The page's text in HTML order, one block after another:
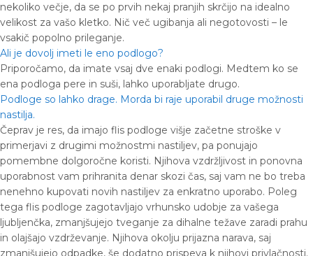
nekoliko večje, da se po prvih nekaj pranjih skrčijo na idealno
velikost za vašo kletko. Nič več ugibanja ali negotovosti – le
vsakič popolno prileganje.
Ali je dovolj imeti le eno podlogo?
Priporočamo, da imate vsaj dve enaki podlogi. Medtem ko se
ena podloga pere in suši, lahko uporabljate drugo.
Podloge so lahko drage. Morda bi raje uporabil druge možnosti
nastilja.
Čeprav je res, da imajo flis podloge višje začetne stroške v
primerjavi z drugimi možnostmi nastiljev, pa ponujajo
pomembne dolgoročne koristi. Njihova vzdržljivost in ponovna
uporabnost vam prihranita denar skozi čas, saj vam ne bo treba
nenehno kupovati novih nastiljev za enkratno uporabo. Poleg
tega flis podloge zagotavljajo vrhunsko udobje za vašega
ljubljenčka, zmanjšujejo tveganje za dihalne težave zaradi prahu
in olajšajo vzdrževanje. Njihova okolju prijazna narava, saj
zmanjšujejo odpadke, še dodatno prispeva k njihovi privlačnosti.